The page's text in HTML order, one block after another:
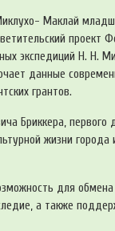
Маклай
проект
экспедиций Н. Н.
данные
грантов.
Бриккера, первого
жизни
для
а также